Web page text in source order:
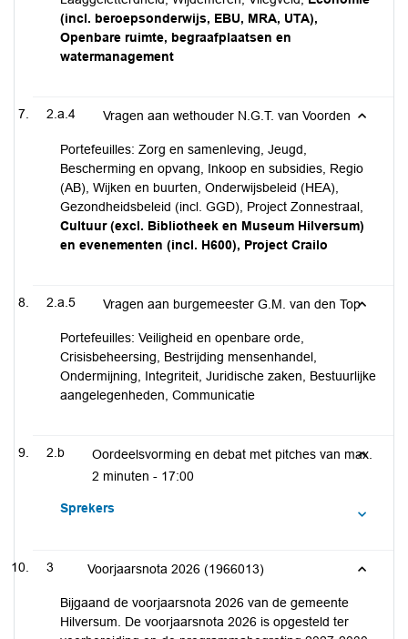
(incl. beroepsonderwijs, EBU, MRA, UTA),
Openbare ruimte, begraafplaatsen en
watermanagement
2.a.4 Vragen aan wethouder N.G.T. van Voorden
Portefeuilles: Zorg en samenleving, Jeugd,
Bescherming en opvang, Inkoop en subsidies, Regio
(AB), Wijken en buurten, Onderwijsbeleid (HEA),
Gezondheidsbeleid (incl. GGD), Project Zonnestraal,
Cultuur (excl. Bibliotheek en Museum Hilversum)
en evenementen (incl. H600), Project Crailo
2.a.5 Vragen aan burgemeester G.M. van den Top
Portefeuilles: Veiligheid en openbare orde,
Crisisbeheersing, Bestrijding mensenhandel,
Ondermijning, Integriteit, Juridische zaken, Bestuurlijke
aangelegenheden, Communicatie
2.b
Oordeelsvorming en debat met pitches van max.
2 minuten - 17:00
Sprekers
3 Voorjaarsnota 2026 (1966013)
Bijgaand de voorjaarsnota 2026 van de gemeente
Hilversum. De voorjaarsnota 2026 is opgesteld ter